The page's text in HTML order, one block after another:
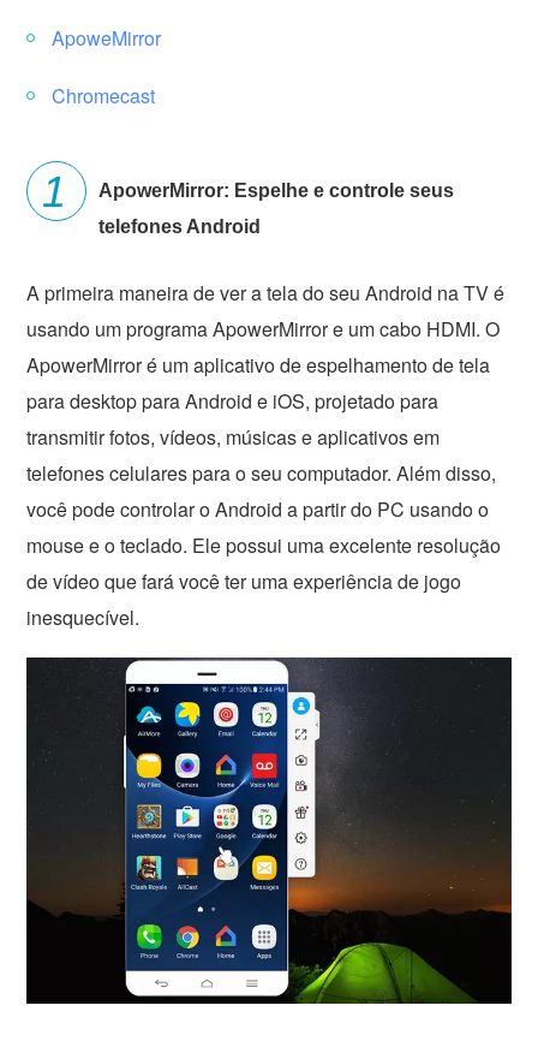
ApoweMirror
Chromecast
ApowerMirror: Espelhe e controle seus
telefones Android
A primeira maneira de ver a tela do seu Android na TV é
usando um programa ApowerMirror e um cabo HDMI. O
ApowerMirror é um aplicativo de espelhamento de tela
para desktop para Android e iOS, projetado para
transmitir fotos, vídeos, músicas e aplicativos em
telefones celulares para o seu computador. Além disso,
você pode controlar o Android a partir do PC usando o
mouse e o teclado. Ele possui uma excelente resolução
de vídeo que fará você ter uma experiência de jogo
inesquecível.